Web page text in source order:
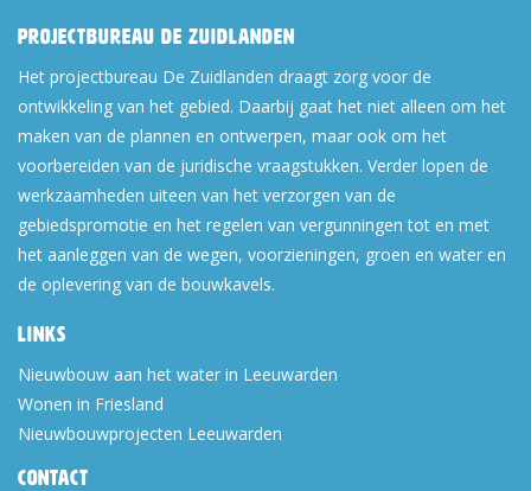
Projectbureau De Zuidlanden
Het projectbureau De Zuidlanden draagt zorg voor de
ontwikkeling van het gebied. Daarbij gaat het niet alleen om het
maken van de plannen en ontwerpen, maar ook om het
voorbereiden van de juridische vraagstukken. Verder lopen de
werkzaamheden uiteen van het verzorgen van de
gebiedspromotie en het regelen van vergunningen tot en met
het aanleggen van de wegen, voorzieningen, groen en water en
de oplevering van de bouwkavels.
Links
Nieuwbouw aan het water in Leeuwarden
Wonen in Friesland
Nieuwbouwprojecten Leeuwarden
Contact